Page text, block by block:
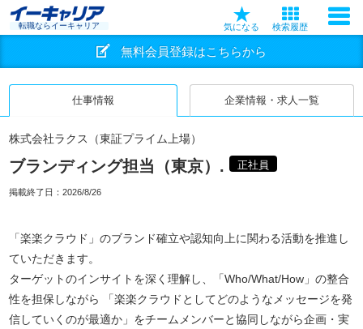
転職ならイーキャリア 気になる 検索履歴
無料会員登録はこちらから
仕事情報 企業情報・求人一覧
株式会社ラクス（東証プライム上場）
ブランディング担当（東京）. 正社員
掲載終了日： 2026/8/26
「楽楽クラウド」のブランド確立や認知向上に関わる活動を推進し
ていただきます。
ターゲットのインサイトを深く理解し、「Who/What/How」の整合
性を担保しながら 「楽楽クラウドとしてどのようなメッセージを発
信していくのが最適か」をチームメンバーと協同しながら企画・実